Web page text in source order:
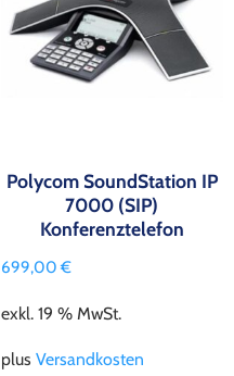
Polycom SoundStation IP
7000 (SIP)
Konferenztelefon
699,00€
exkl. 19 % MwSt.
plus Versandkosten